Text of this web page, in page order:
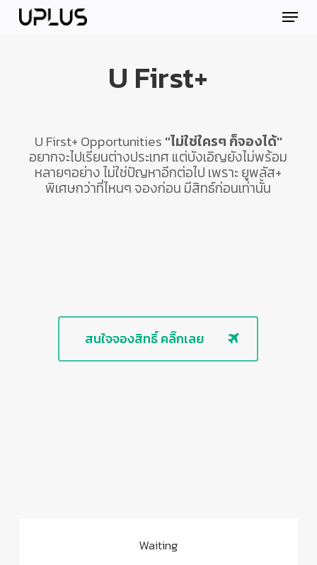
Skip Menu
U First+
U First+ Opportunities "ไม่ใช่ใครๆ ก็จองได้"
อยากจะไปเรียนต่างประเทศ แต่บังเอิญยังไม่พร้อม
หลายๆอย่าง ไม่ใช่ปัญหาอีกต่อไป เพราะ ยูพลัส+
พิเศษกว่าที่ไหนๆ จองก่อน มีสิทธ์ก่อนเท่านั้น
สนใจจองสิทธิ์ คลิ๊กเลย
Waiting